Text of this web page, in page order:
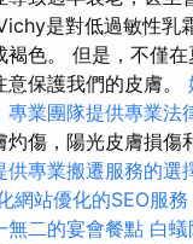
是對低過敏性乳
褐色。 但是，不僅
保護我們的皮膚。
專業團隊提供專業法
傷，陽光皮膚損傷
供專業搬遷服務的選
網站優化的SEO服務
無二的宴會餐點 白